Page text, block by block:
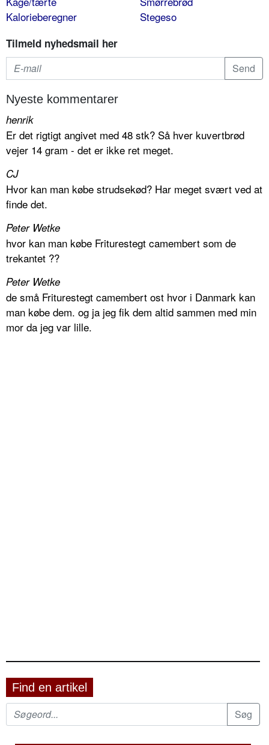
Kalorieberegner
Stegeso
Tilmeld nyhedsmail her
Nyeste kommentarer
henrik
Er det rigtigt angivet med 48 stk? Så hver kuvertbrød
vejer 14 gram - det er ikke ret meget.
CJ
Hvor kan man købe strudsekød? Har meget svært ved at
finde det.
Peter Wetke
hvor kan man købe Friturestegt camembert som de
trekantet ??
Peter Wetke
de små Friturestegt camembert ost hvor i Danmark kan
man købe dem. og ja jeg fik dem altid sammen med min
mor da jeg var lille.
Find en artikel